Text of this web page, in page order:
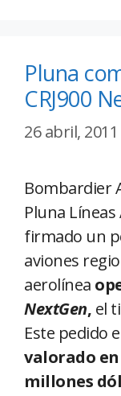
Pluna
CRJ900
26 abril, 2011
Bombardier
Pluna
firmado un
aviones
aerolínea
NextGen, el
Este pedido
valorado
millones